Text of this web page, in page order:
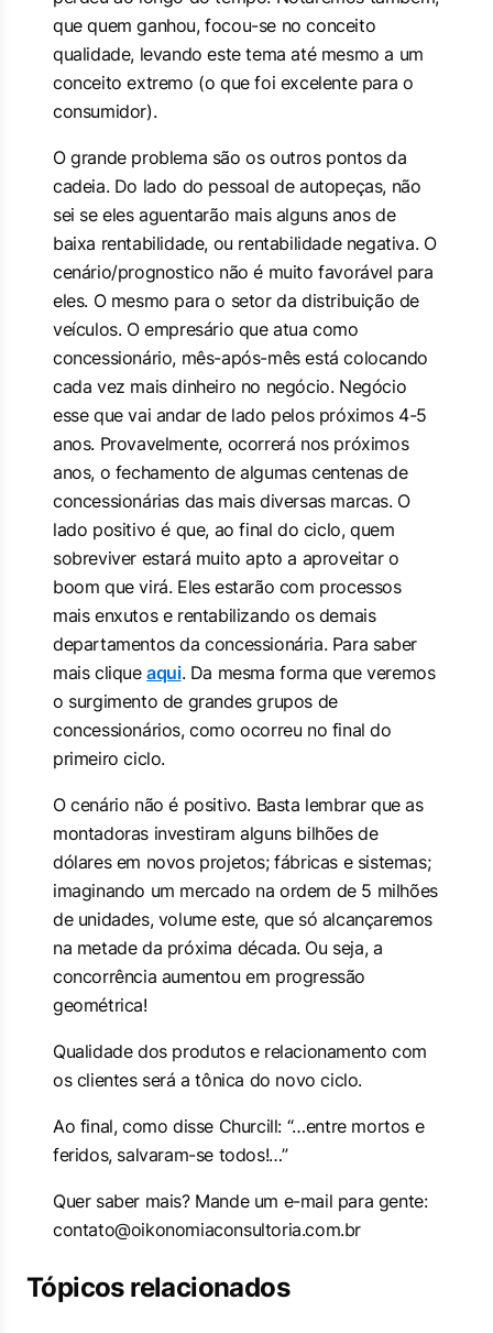
que quem ganhou, focou-se no conceito
qualidade, levando este tema até mesmo a um
conceito extremo (o que foi excelente para o
consumidor).
O grande problema são os outros pontos da
cadeia. Do lado do pessoal de autopeças, não
sei se eles aguentarão mais alguns anos de
baixa rentabilidade, ou rentabilidade negativa. O
cenário/prognostico não é muito favorável para
eles. O mesmo para o setor da distribuição de
veículos. O empresário que atua como
concessionário, mês-após-mês está colocando
cada vez mais dinheiro no negócio. Negócio
esse que vai andar de lado pelos próximos 4-5
anos. Provavelmente, ocorrerá nos próximos
anos, o fechamento de algumas centenas de
concessionárias das mais diversas marcas. O
lado positivo é que, ao final do ciclo, quem
sobreviver estará muito apto a aproveitar o
boom que virá. Eles estarão com processos
mais enxutos e rentabilizando os demais
departamentos da concessionária. Para saber
mais cliqueaqui. Da mesma forma que veremos
o surgimento de grandes grupos de
concessionários, como ocorreu no final do
primeiro ciclo.
O cenário não é positivo. Basta lembrar que as
montadoras investiram alguns bilhões de
dólares em novos projetos; fábricas e sistemas;
imaginando um mercado na ordem de 5 milhões
de unidades, volume este, que só alcançaremos
na metade da próxima década. Ou seja, a
concorrência aumentou em progressão
geométrica!
Qualidade dos produtos e relacionamento com
os clientes será a tônica do novo ciclo.
Ao final, como disse Churcill: “…entre mortos e
feridos, salvaram-se todos!…”
Quer saber mais? Mande um e-mail para gente:
contato@oikonomiaconsultoria.com.br
Tópicos relacionados